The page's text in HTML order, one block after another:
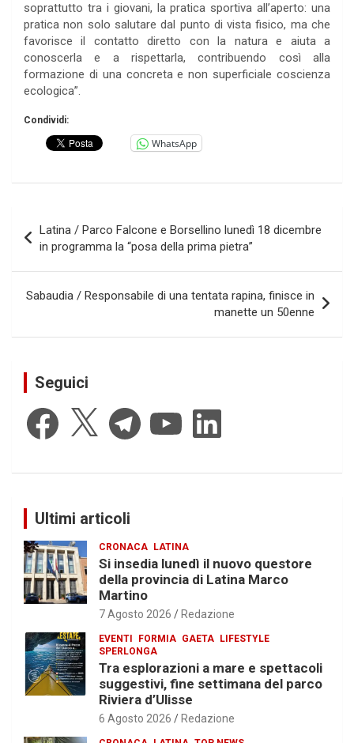
soprattutto tra i giovani, la pratica sportiva all’aperto: una
pratica non solo salutare dal punto di vista fisico, ma che
favorisce il contatto diretto con la natura e aiuta a
conoscerla e a rispettarla, contribuendo così alla
formazione di una concreta e non superficiale coscienza
ecologica”.
Condividi:
WhatsApp
articoli
Latina / Parco Falcone e Borsellino lunedì 18 dicembre
in programma la “posa della prima pietra”
Sabaudia / Responsabile di una tentata rapina, finisce in
manette un 50enne
Seguici
Facebook Telegram YouTube LinkedIn
Ultimi articoli
CRONACA LATINA
Si insedia lunedì il nuovo questore
della provincia di Latina Marco
Martino
7 Agosto 2026 Redazione
EVENTI FORMIA GAETA LIFESTYLE
SPERLONGA
Tra esplorazioni a mare e spettacoli
suggestivi, fine settimana del parco
Riviera d’Ulisse
6 Agosto 2026 Redazione